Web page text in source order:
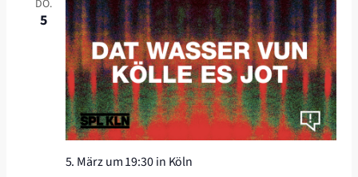
DO.
5
5. März um 19:30in Köln